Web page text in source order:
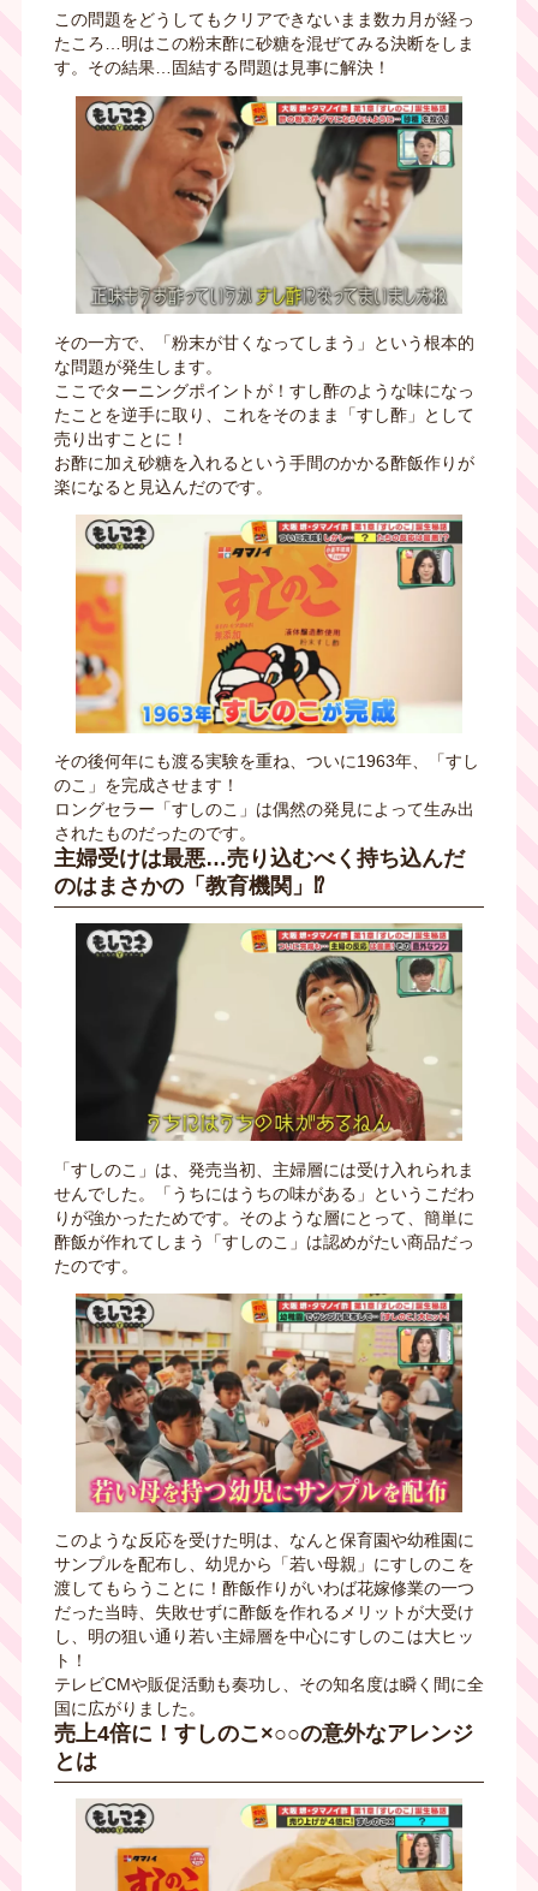
この問題をどうしてもクリアできないまま数カ月が経っ
たころ…明はこの粉末酢に砂糖を混ぜてみる決断をしま
す。その結果…固結する問題は見事に解決！
その一方で、「粉末が甘くなってしまう」という根本的
な問題が発生します。
ここでターニングポイントが！すし酢のような味になっ
たことを逆手に取り、これをそのまま「すし酢」として
売り出すことに！
お酢に加え砂糖を入れるという手間のかかる酢飯作りが
楽になると見込んだのです。
その後何年にも渡る実験を重ね、ついに1963年、「すし
のこ」を完成させます！
ロングセラー「すしのこ」は偶然の発見によって生み出
されたものだったのです。
主婦受けは最悪…売り込むべく持ち込んだ
のはまさかの「教育機関」⁉
「すしのこ」は、発売当初、主婦層には受け入れられま
せんでした。「うちにはうちの味がある」というこだわ
りが強かったためです。そのような層にとって、簡単に
酢飯が作れてしまう「すしのこ」は認めがたい商品だっ
たのです。
このような反応を受けた明は、なんと保育園や幼稚園に
サンプルを配布し、幼児から「若い母親」にすしのこを
渡してもらうことに！酢飯作りがいわば花嫁修業の一つ
だった当時、失敗せずに酢飯を作れるメリットが大受け
し、明の狙い通り若い主婦層を中心にすしのこは大ヒッ
ト！
テレビCMや販促活動も奏功し、その知名度は瞬く間に全
国に広がりました。
売上4倍に！すしのこ×○○の意外なアレンジ
とは